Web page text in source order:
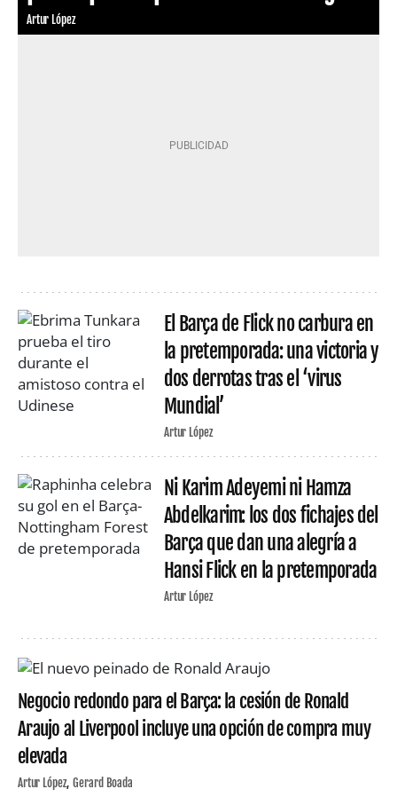
Artur López
El Barça de Flick no carbura en
la pretemporada: una victoria y
dos derrotas tras el ‘virus
Mundial’
Artur López
Ni Karim Adeyemi ni Hamza
Abdelkarim: los dos fichajes del
Barça que dan una alegría a
Hansi Flick en la pretemporada
Artur López
Negocio redondo para el Barça: la cesión de Ronald
Araujo al Liverpool incluye una opción de compra muy
elevada
Artur López Gerard Boada